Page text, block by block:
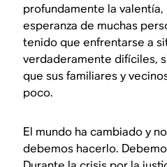
profundamente la valentía,
esperanza de muchas
tenido que enfrentarse a
verdaderamente difíciles,
que sus familiares y
poco.
El mundo ha cambiado y
debemos hacerlo.